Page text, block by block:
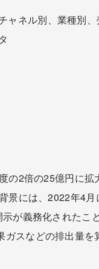
ャネル別、業種別
2倍の25億円に拡
には、2022年4
が義務化されたこ
スなどの排出量